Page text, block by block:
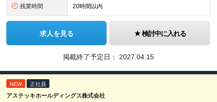
残業時間 20時間以内
求人を見る 検討中に入れる
掲載終了予定日： 2027.04.15
NEW 正社員
アステッキホールディングス株式会社